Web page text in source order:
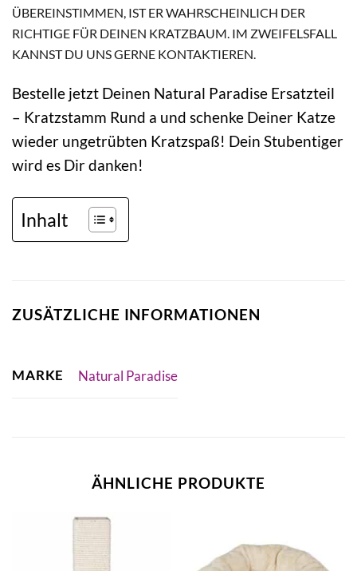
BEREINSTIMMEN, IST ER WAHRSCHEINLICH DER R
ICHTIGE FÜR DEINEN KRATZBAUM. IM ZWEIFELSFALL K
ANNST DU UNS GERNE KONTAKTIEREN.
Bestelle jetzt Deinen Natural Paradise Ersatzteil
– Kratzstamm Rund a und schenke Deiner Katze
wieder ungetrübten Kratzspaß! Dein Stubentiger
wird es Dir danken!
Inhalt
ZUSÄTZLICHE INFORMATIONEN
MARKE Natural Paradise
ÄHNLICHE PRODUKTE